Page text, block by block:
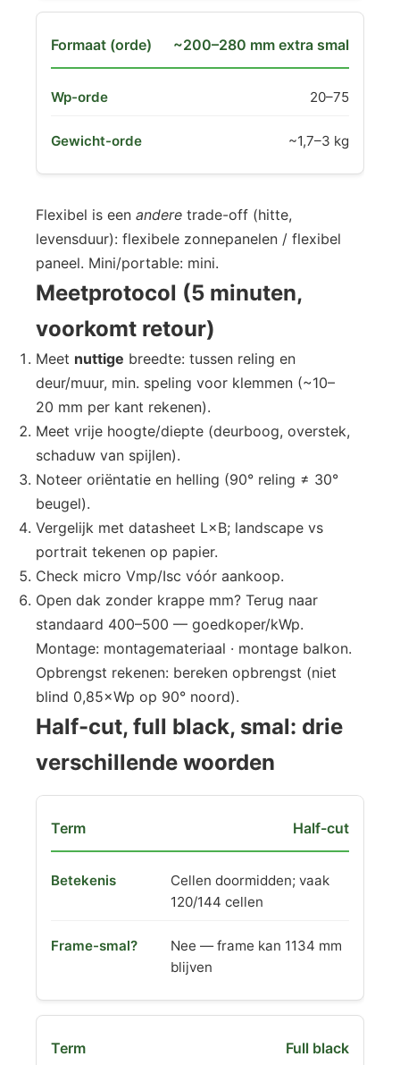
~200–280 mm extra smal
20–75
~1,7–3 kg
Flexibel is een andere trade-off (hitte,
levensduur): flexibele zonnepanelen / flexibel
paneel. Mini/portable: mini.
Meetprotocol (5 minuten,
voorkomt retour)
Meet nuttige breedte: tussen reling en
deur/muur, min. speling voor klemmen (~10–
20 mm per kant rekenen).
Meet vrije hoogte/diepte (deurboog, overstek,
schaduw van spijlen).
Noteer oriëntatie en helling (90° reling ≠ 30°
beugel).
Vergelijk met datasheet L×B; landscape vs
portrait tekenen op papier.
Check micro Vmp/Isc vóór aankoop.
Open dak zonder krappe mm? Terug naar
standaard 400–500 — goedkoper/kWp.
Montage: montagemateriaal · montage balkon.
Opbrengst rekenen: bereken opbrengst (niet
blind 0,85×Wp op 90° noord).
Half-cut, full black, smal: drie
verschillende woorden
Half-cut
Cellen doormidden; vaak
120/144 cellen
Nee — frame kan 1134 mm
blijven
Full black